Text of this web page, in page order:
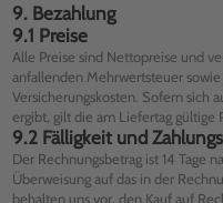
9. Bezahlung
9.1 Preise
Alle Preise sind Nettopreise und
anfallenden Mehrwertsteuer
Versicherungskosten. Sofern sich
ergibt, gilt die am Liefertag gültige
9.2 Fälligkeit und
Der Rechnungsbetrag ist 14 Tage
Überweisung auf das in der
behalten uns vor, den Kauf auf